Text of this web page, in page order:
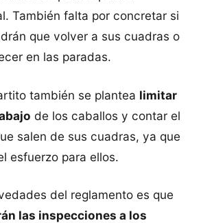
También falta por concretar si
que volver a sus cuadras o
en las paradas.
también se plantea limitar
de los caballos y contar el
salen de sus cuadras, ya que
esfuerzo para ellos.
del reglamento es que
las inspecciones a los